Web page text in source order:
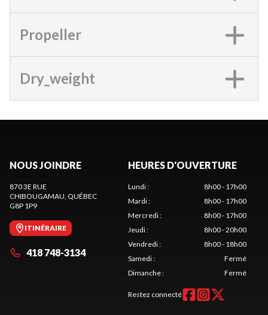
Propeller
Dry_weight
NOUS JOINDRE
870 3E RUE
CHIBOUGAMAU, QUÉBEC
G8P 1P9
ITINÉRAIRE
418 748-3134
HEURES D'OUVERTURE
Lundi:
8h00 - 17h00
Mardi:
8h00 - 17h00
Mercredi:
8h00 - 17h00
Jeudi:
8h00 - 20h00
Vendredi:
8h00 - 18h00
Samedi:
Fermé
Dimanche: Fermé
Restez connecté